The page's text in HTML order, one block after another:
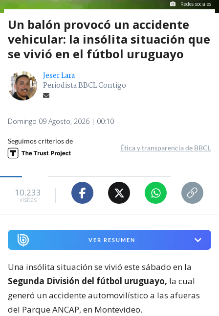
Redes sociales
Un balón provocó un accidente
vehicular: la insólita situación que
se vivió en el fútbol uruguayo
Jeser Lara
Periodista BBCL Contigo
Domingo 09 Agosto, 2026 | 00:10
Seguimos criterios de
Ética y transparencia de BBCL
10.233
visitas
VER RESUMEN
Una insólita situación se vivió este sábado en la
Segunda División del fútbol uruguayo, la cual
generó un accidente automovilístico a las afueras
del Parque ANCAP, en Montevideo.